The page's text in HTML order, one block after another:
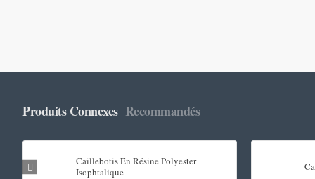
Produits Connexes Recommandés
Caillebotis En Résine Polyester
Isophtalique